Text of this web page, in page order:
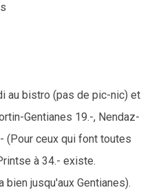
au bistro (pas de pic-nic) et
Gentianes 19.-, Nendaz-
(Pour ceux qui font toutes
à 34.- existe.
jusqu'aux Gentianes).